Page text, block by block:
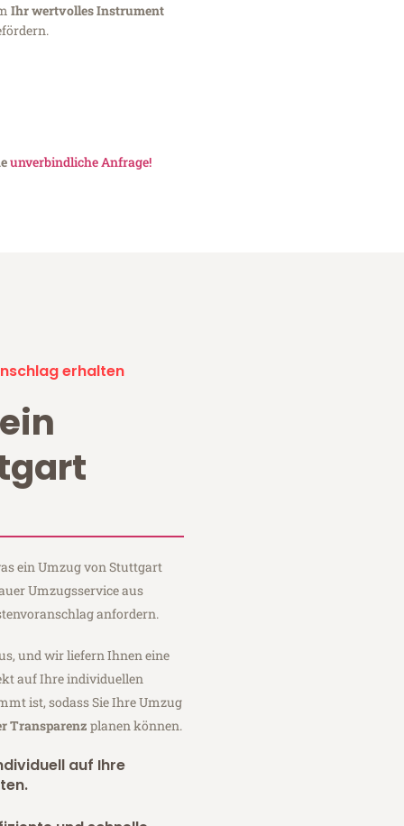
Ihr wertvolles Instrument
unverbindliche Anfrage!
erhalten
ein Umzug von Stuttgart
Umzugsservice aus
anfordern.
und wir liefern Ihnen eine
auf Ihre individuellen
ist, sodass Sie Ihre Umzug
Transparenz planen können.
auf Ihre